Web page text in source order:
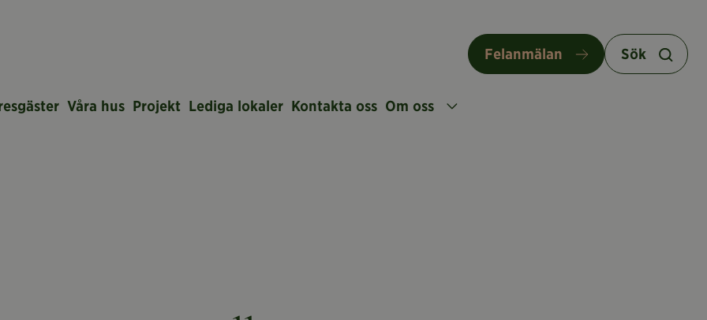
Felanmälan Sök
Våra hus Projekt Lediga lokaler Kontakta oss Om oss